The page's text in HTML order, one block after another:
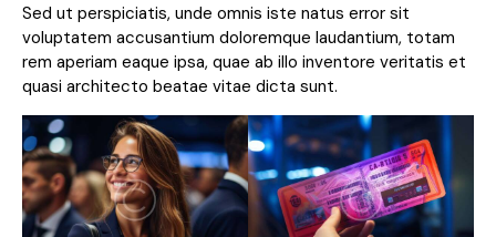
Sed ut perspiciatis, unde omnis iste natus error sit
voluptatem accusantium doloremque laudantium, totam
rem aperiam eaque ipsa, quae ab illo inventore veritatis et
quasi architecto beatae vitae dicta sunt.